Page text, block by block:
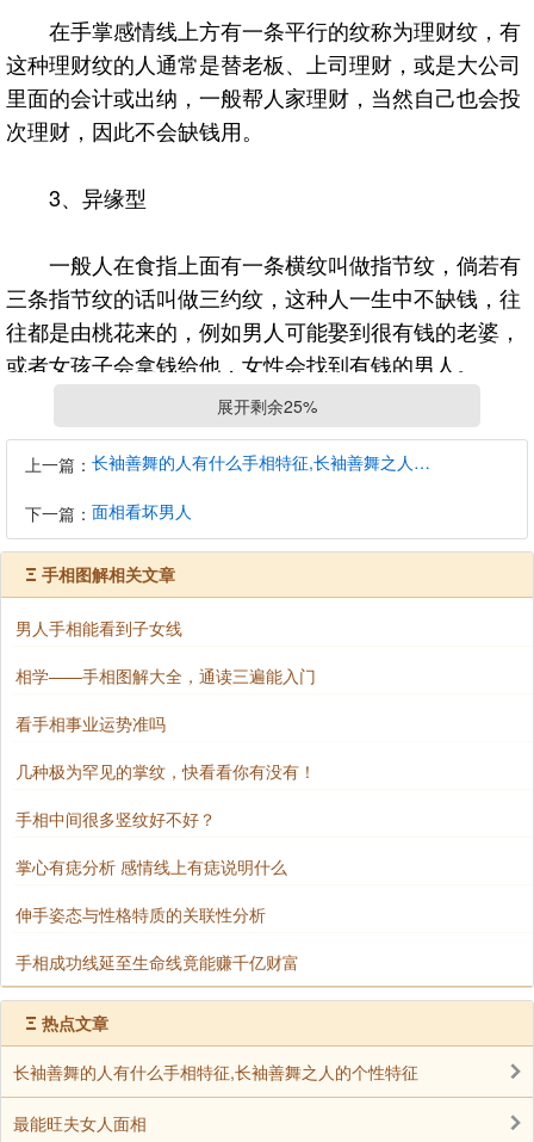
在手掌感情线上方有一条平行的纹称为理财纹，有
这种理财纹的人通常是替老板、上司理财，或是大公司
里面的会计或出纳，一般帮人家理财，当然自己也会投
次理财，因此不会缺钱用。
3、异缘型
一般人在食指上面有一条横纹叫做指节纹，倘若有
三条指节纹的话叫做三约纹，这种人一生中不缺钱，往
往都是由桃花来的，例如男人可能娶到很有钱的老婆，
或者女孩子会拿钱给他，女性会找到有钱的男人。
4、商业型
食指根部木星丘发达，气色血色良好，财运必佳。
木星丘饱满的人，财运必然旺盛，这种人大多是商业发
家。
5、偏财型
有出现十字纹，代表易有意外之财到来。这种人会有意
外发财的机会，例如买彩票中奖了等等。
6、旺运型
他人的束缚，但因思考细微、慎密、做事勤劳、努力，
所以将来必能出人头地。而有所成就，当然财富也会
旺。
7、暴发型
生命线与智慧线起点，有上升线的人，将会发财，
展开剩余25%
上一篇： 长袖善舞的人有什么手相特征,长袖善舞之人的个性特征
下一篇： 面相看坏男人
Ξ 手相图解相关文章
男人手相能看到子女线
相学——手相图解大全，通读三遍能入门
看手相事业运势准吗
几种极为罕见的掌纹，快看看你有没有！
手相中间很多竖纹好不好？
掌心有痣分析 感情线上有痣说明什么
伸手姿态与性格特质的关联性分析
手相成功线延至生命线竟能赚千亿财富
Ξ 热点文章
长袖善舞的人有什么手相特征,长袖善舞之人的个性特征
最能旺夫女人面相